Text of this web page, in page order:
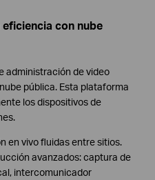
con nube
administración de video
pública. Esta plataforma
los dispositivos de
en vivo fluidas entre sitios.
avanzados: captura de
intercomunicador